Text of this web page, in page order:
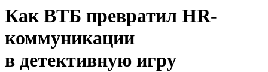
Как ВТБ превратил HR-
коммуникации
в детективную игру